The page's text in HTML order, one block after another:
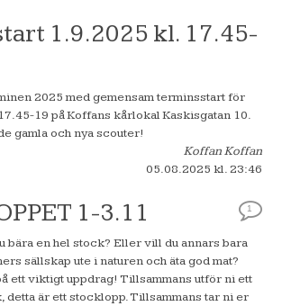
1.9.2025 kl. 17.45-
2025 med gemensam terminsstart för
19 på Koffans kårlokal Kaskisgatan 10.
gamla och nya scouter!
Koffan Koffan
05.08.2025 kl. 23:46
1
1-3.11
bära en hel stock? Eller vill du annars bara
sällskap ute i naturen och äta god mat?
ett viktigt uppdrag! Tillsammans utför ni ett
detta är ett stocklopp. Tillsammans tar ni er